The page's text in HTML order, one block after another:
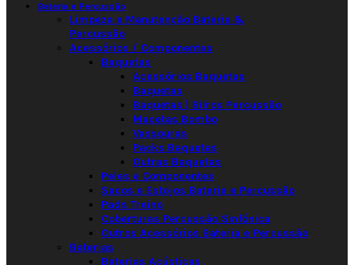
Bateria e Percussão
Limpeza e Manutenção Bateria &
Percussão
Acessórios / Componentes
Baquetas
Acessórios Baquetas
Baquetas
Baquetas | Bilros Percussão
Macetas Bombo
Vassouras
Packs Baquetas
Outras Baquetas
Peles e Componentes
Sacos e Estojos Bateria e Percussão
Pads Treino
Coberturas Percussão Sinfónica
Outros Acessórios Bateria e Percussão
Baterias
Baterias Acústicas